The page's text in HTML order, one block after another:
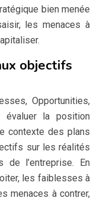
bien menée
les menaces à
objectifs
Opportunities,
la position
contexte des plans
sur les réalités
l’entreprise. En
les faiblesses à
menaces à contrer,